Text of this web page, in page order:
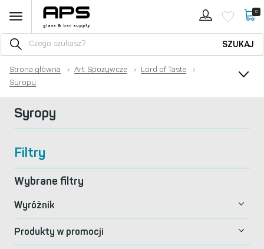
0
SZUKAJ
Strona główna › Art. Spożywcze › Lord of Taste
›
Syropy
Syropy
Filtry
Wybrane filtry
Wyróżnik
Produkty w promocji